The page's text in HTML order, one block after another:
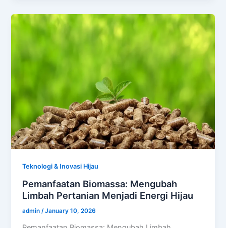
Teknologi & Inovasi Hijau
Pemanfaatan Biomassa: Mengubah
Limbah Pertanian Menjadi Energi Hijau
admin/January 10, 2026